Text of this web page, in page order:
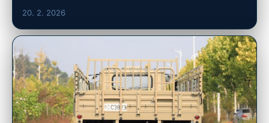
20. 2. 2026